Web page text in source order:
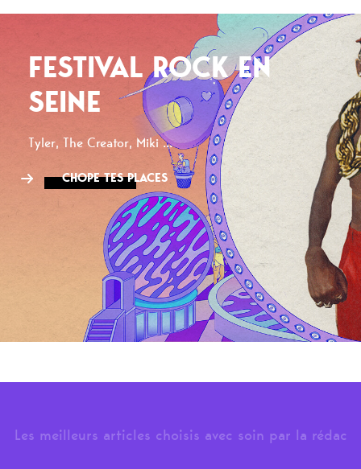
FESTIVAL ROCK EN
SEINE
Tyler, The Creator, Miki ...
CHOPE TES PLACES
Les meilleurs articles choisis avec soin par la rédac